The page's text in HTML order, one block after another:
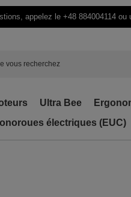
appelez le +48 884004114
Ultra Bee
électriques (EUC)